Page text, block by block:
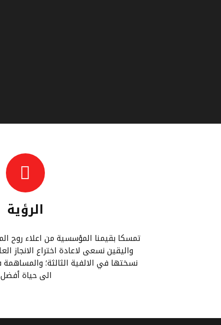
الرؤية
تمسكا بقيمنا المؤسسية من اعلاء روح
واليقين نسعى لاعادة اختراع الانجاز
نسختها في الالفية الثالثة؛
الى حياة